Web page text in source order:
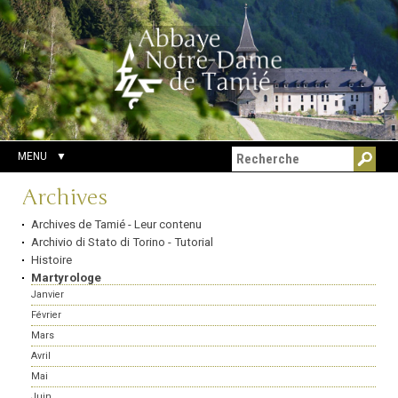
Aller
au
contenu.
|
Aller
à
la
navigation
Outils
personnels
Chercher par
Recherche
avancée…
MENU
Navigation
Archives
Archives de Tamié - Leur contenu
Archivio di Stato di Torino - Tutorial
Histoire
Martyrologe
Janvier
Février
Mars
Avril
Mai